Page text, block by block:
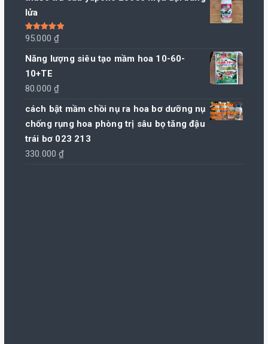
lửa
Được xếp
5.005
95.000₫
Năng lượng siêu tạo mầm hoa 10-60-
10+TE
80.000₫
cách bật mầm chồi nụ ra hoa bơ dưỡng nụ
chống rụng hoa phòng trị sâu bọ tăng đậu
trái bơ 023 213
330.000₫